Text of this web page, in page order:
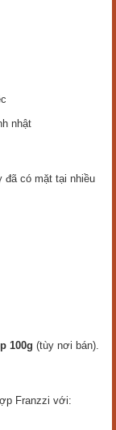
nhật
đã có mặt tại nhiều
100g (tùy nơi bán).
Franzzi với: